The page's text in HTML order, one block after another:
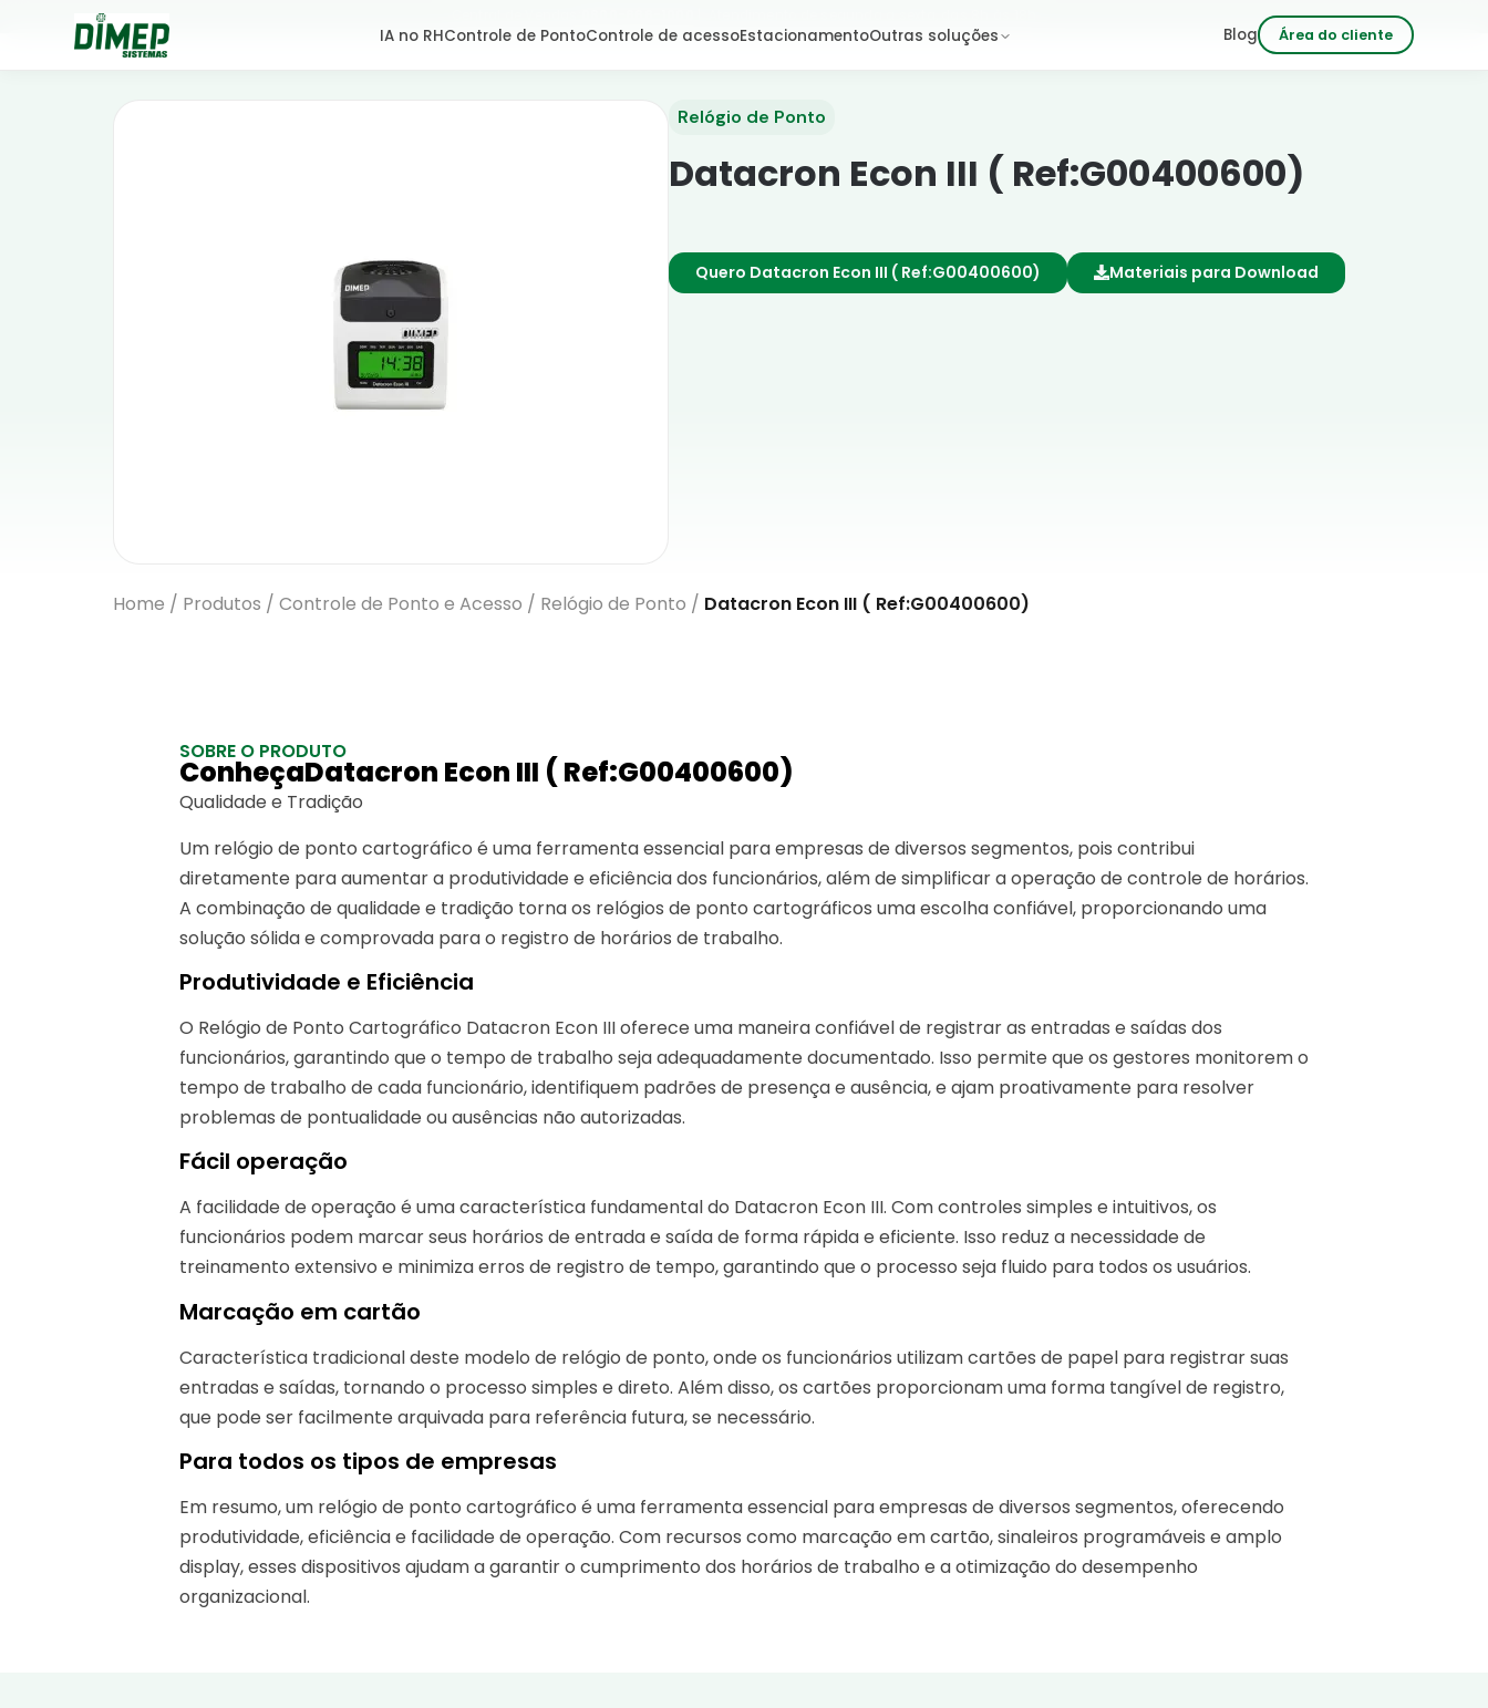
IA no RHControle de PontoControle de acessoEstacionamentoOutras soluções Blog Área do cliente
Relógio de Ponto
Datacron Econ III ( Ref:G00400600)
Quero Datacron Econ III ( Ref:G00400600) Materiais para Download
Home / Produtos / Controle de Ponto e Acesso / Relógio de Ponto / Datacron Econ III ( Ref:G00400600)
SOBRE O PRODUTO
ConheçaDatacron Econ III ( Ref:G00400600)
Qualidade e Tradição
Um relógio de ponto cartográfico é uma ferramenta essencial para empresas de diversos segmentos, pois contribui
diretamente para aumentar a produtividade e eficiência dos funcionários, além de simplificar a operação de controle de horários.
A combinação de qualidade e tradição torna os relógios de ponto cartográficos uma escolha confiável, proporcionando uma
solução sólida e comprovada para o registro de horários de trabalho.
Produtividade e Eficiência
O Relógio de Ponto Cartográfico Datacron Econ III oferece uma maneira confiável de registrar as entradas e saídas dos
funcionários, garantindo que o tempo de trabalho seja adequadamente documentado. Isso permite que os gestores monitorem o
tempo de trabalho de cada funcionário, identifiquem padrões de presença e ausência, e ajam proativamente para resolver
problemas de pontualidade ou ausências não autorizadas.
Fácil operação
A facilidade de operação é uma característica fundamental do Datacron Econ III. Com controles simples e intuitivos, os
funcionários podem marcar seus horários de entrada e saída de forma rápida e eficiente. Isso reduz a necessidade de
treinamento extensivo e minimiza erros de registro de tempo, garantindo que o processo seja fluido para todos os usuários.
Marcação em cartão
Característica tradicional deste modelo de relógio de ponto, onde os funcionários utilizam cartões de papel para registrar suas
entradas e saídas, tornando o processo simples e direto. Além disso, os cartões proporcionam uma forma tangível de registro,
que pode ser facilmente arquivada para referência futura, se necessário.
Para todos os tipos de empresas
Em resumo, um relógio de ponto cartográfico é uma ferramenta essencial para empresas de diversos segmentos, oferecendo
produtividade, eficiência e facilidade de operação. Com recursos como marcação em cartão, sinaleiros programáveis e amplo
display, esses dispositivos ajudam a garantir o cumprimento dos horários de trabalho e a otimização do desempenho
organizacional.